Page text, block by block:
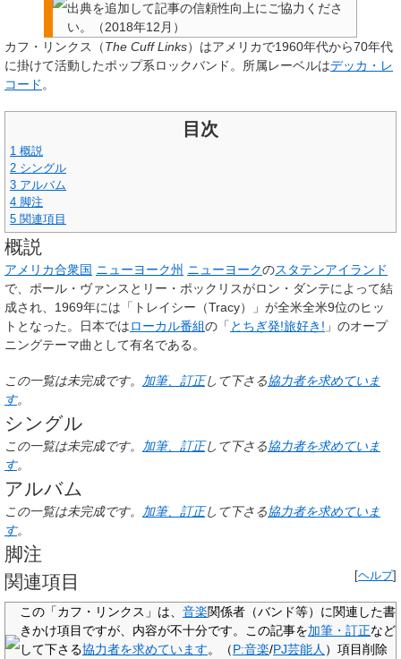
出典を追加して記事の信頼性向上にご協力くださ
い。
（2018年12月 ）
カフ・リンクス
（The Cuff Links）はアメリカで1960年代から70年代
に掛けて活動したポップ系ロックバンド。所属レーベルはデッカ・レ
コード。
目次
1 概説
2 シングル
3 アルバム
4 脚注
5 関連項目
概説
アメリカ合衆国 ニューヨーク州 ニューヨークのスタテンアイランド
で、ポール・ヴァンスとリー・ポックリスがロン・ダンテによって結
成され、1969年には「トレイシー（Tracy）」が全米全米9位のヒッ
トとなった。日本ではローカル番組の「 とちぎ発!旅好き! 」のオープ
ニングテーマ曲として有名である。
この一覧は未完成です。 加筆、訂正して下さる協力者を求めていま
す。
シングル
この一覧は未完成です。 加筆、訂正して下さる協力者を求めていま
す。
アルバム
この一覧は未完成です。 加筆、訂正して下さる協力者を求めていま
す。
脚注
[ヘルプ]
関連項目
この「カフ・リンクス 」は、 音楽関係者 （バンド等）に関連した書
きかけ項目ですが、 内容が不十分です。この記事を加筆・訂正など
して下さる協力者を求めています。（P:音楽/PJ芸能人 ）項目削除